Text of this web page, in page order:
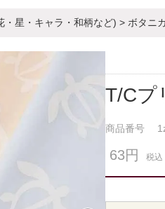
・星・キャラ・和柄など) > ボタニ
T/Cプ
商品番号
63円 税込